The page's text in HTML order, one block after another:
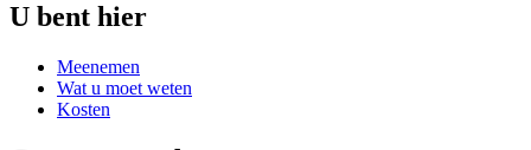
U bent hier
Meenemen
Wat u moet weten
Kosten